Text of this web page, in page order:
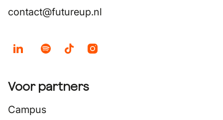
contact@futureup.nl
Voor partners
Campus